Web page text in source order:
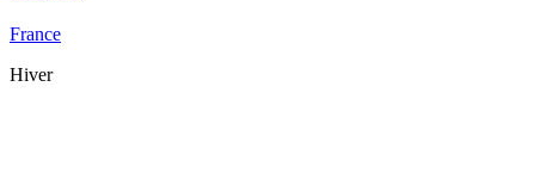
France
Hiver